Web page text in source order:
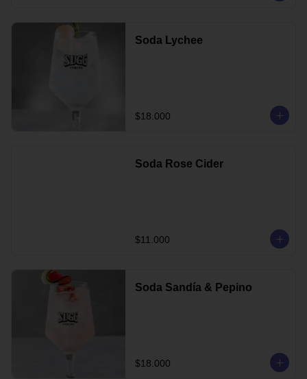
Soda Lychee
$18.000
Soda Rose Cider
$11.000
Soda Sandía & Pepino
$18.000